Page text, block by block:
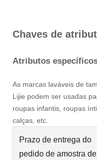
Chaves de
Atributos
As marcas laváveis de
Lijie podem ser usadas
roupas infantis, roupas
calças, etc.
Prazo de entrega do
pedido de amostra de